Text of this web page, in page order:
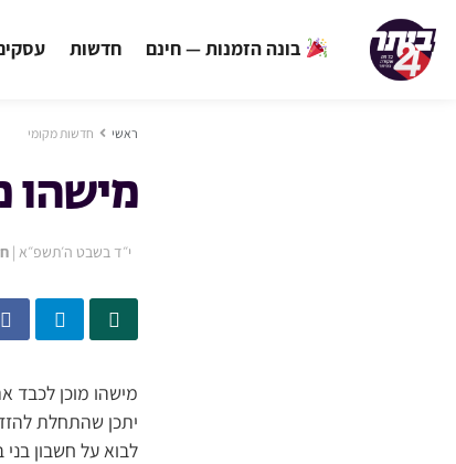
בונה הזמנות — חינם חדשות
ראשי חדשות מקומי
מישהו
י״ד בשבט ה׳תשפ״א |
מישהו מוכן לכבד
יתכן שהתחלת
לבוא על חשבון